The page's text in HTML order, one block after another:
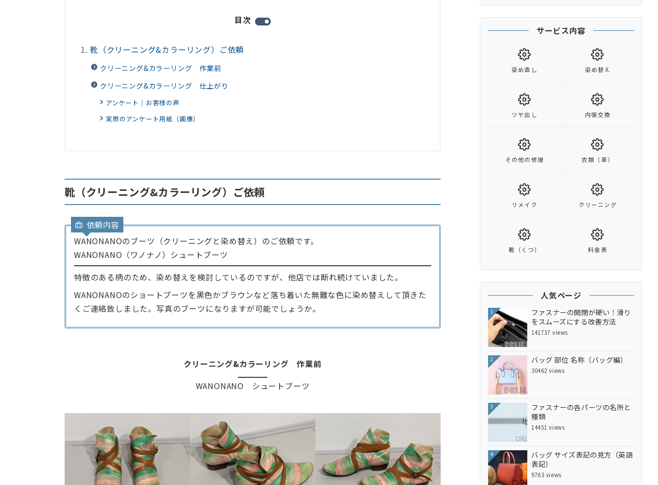
目次
靴（クリーニング&カラーリング）ご依頼
クリーニング&カラーリング 作業前
クリーニング&カラーリング 仕上がり
アンケート｜お客様の声
実際のアンケート用紙（画像）
靴（クリーニング&カラーリング）ご依頼
依頼内容
WANONANOのブーツ（クリーニングと染め替え）のご依頼です。
WANONANO（ワノナノ）シュートブーツ
特徴のある柄のため、染め替えを検討しているのですが、他店では断れ続けていました。
WANONANOのショートブーツを黒色かブラウンなど落ち着いた無難な色に染め替えして頂きた
くご連絡致しました。写真のブーツになりますが可能でしょうか。
クリーニング&カラーリング 作業前
WANONANO シュートブーツ
サービス内容
染め直し 染め替え
ツヤ出し 内張交換
その他の修理 衣類（革）
リメイク クリーニング
靴（くつ） 料金表
人気ページ
1
ファスナーの開閉が硬い！滑り
をスムーズにする改善方法
141737 views
2 バッグ 部位 名称（バッグ編）
30462 views
3
ファスナーの各パーツの名所と
種類
14451 views
4
バッグ サイズ表記の見方（英語
表記）
9763 views